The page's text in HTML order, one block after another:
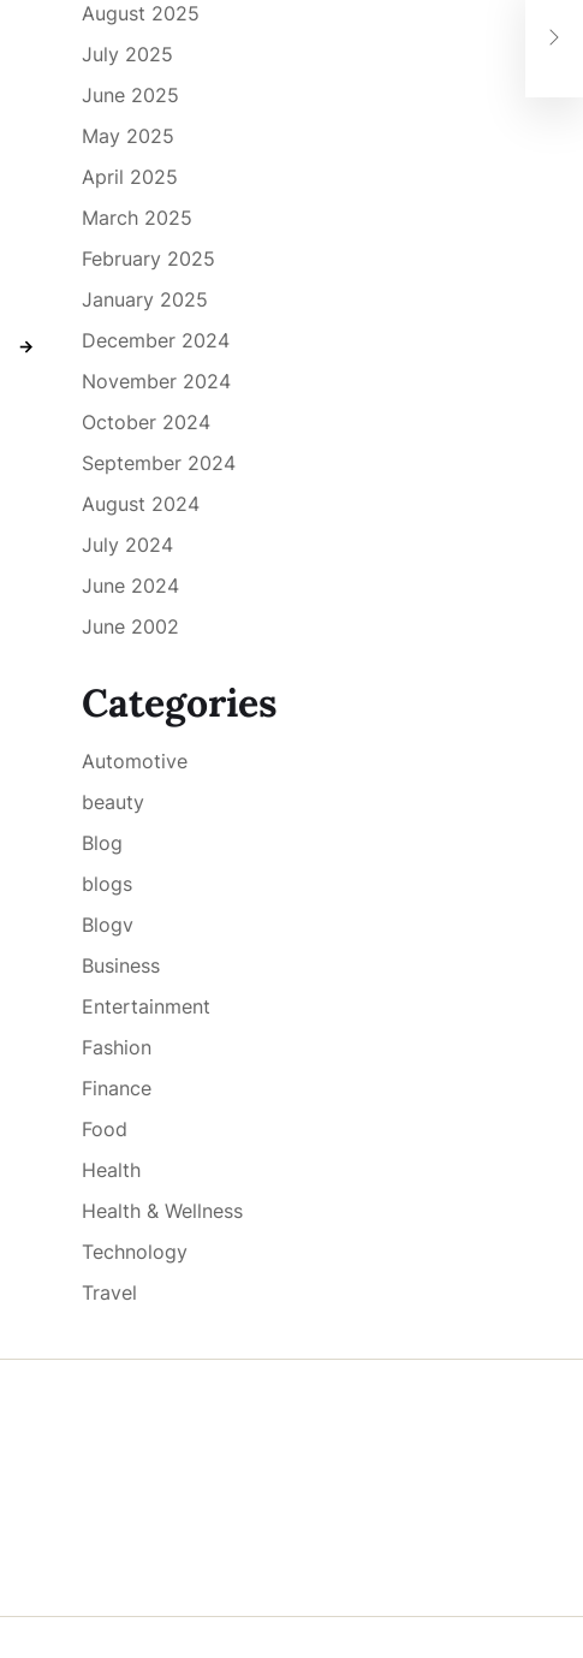
→
August 2025
July 2025
June 2025
May 2025
April 2025
March 2025
February 2025
January 2025
December 2024
November 2024
October 2024
September 2024
August 2024
July 2024
June 2024
June 2002
Categories
Automotive
beauty
Blog
blogs
Blogv
Business
Entertainment
Fashion
Finance
Food
Health
Health & Wellness
Technology
Travel